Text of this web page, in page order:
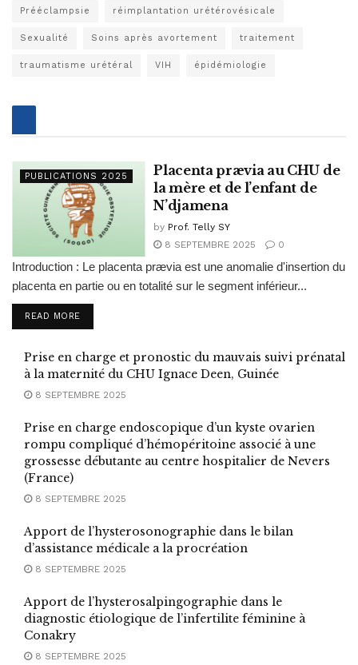
Prééclampsie réimplantation urétérovésicale
Sexualité Soins après avortement traitement
traumatisme urétéral VIH épidémiologie
PUBLICATIONS 2025
Placenta prævia au CHU de
la mère et de l’enfant de
N’djamena
by Prof. Telly SY
8 SEPTEMBRE 2025
0
Introduction : Le placenta prævia est une anomalie d'insertion du
placenta en partie ou en totalité sur le segment inférieur...
READ MORE
Prise en charge et pronostic du mauvais suivi prénatal
à la maternité du CHU Ignace Deen, Guinée
8 SEPTEMBRE 2025
Prise en charge endoscopique d’un kyste ovarien
rompu compliqué d’hémopéritoine associé à une
grossesse débutante au centre hospitalier de Nevers
(France)
8 SEPTEMBRE 2025
Apport de l’hysterosonographie dans le bilan
d’assistance médicale a la procréation
8 SEPTEMBRE 2025
Apport de l’hysterosalpingographie dans le
diagnostic étiologique de l’infertilite féminine à
Conakry
8 SEPTEMBRE 2025